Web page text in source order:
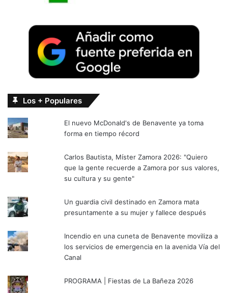
Los + Populares
El nuevo McDonald's de Benavente ya toma
forma en tiempo récord
Carlos Bautista, Míster Zamora 2026: "Quiero
que la gente recuerde a Zamora por sus valores,
su cultura y su gente"
Un guardia civil destinado en Zamora mata
presuntamente a su mujer y fallece después
Incendio en una cuneta de Benavente moviliza a
los servicios de emergencia en la avenida Vía del
Canal
PROGRAMA | Fiestas de La Bañeza 2026